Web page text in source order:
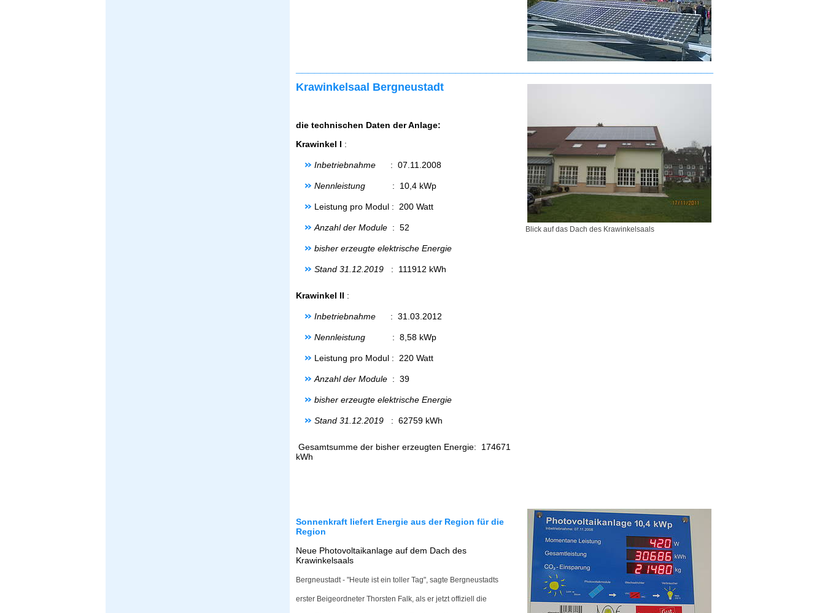
Blick auf das Dach des Krawinkelsaals
Krawinkelsaal Bergneustadt
die technischen Daten der Anlage:
Krawinkel I :
Inbetriebnahme : 07.11.2008
Nennleistung : 10,4 kWp
Leistung pro Modul : 200 Watt
Anzahl der Module : 52
bisher erzeugte elektrische Energie
Stand 31.12.2019 : 111912 kWh
Krawinkel II :
Inbetriebnahme : 31.03.2012
Nennleistung : 8,58 kWp
Leistung pro Modul : 220 Watt
Anzahl der Module : 39
bisher erzeugte elektrische Energie
Stand 31.12.2019 : 62759 kWh
Gesamtsumme der bisher erzeugten Energie: 174671
kWh
Sonnenkraft liefert Energie aus der Region für die
Region
Neue Photovoltaikanlage auf dem Dach des
Krawinkelsaals
Bergneustadt - "Heute ist ein toller Tag", sagte Bergneustadts
erster Beigeordneter Thorsten Falk, als er jetzt offiziell die